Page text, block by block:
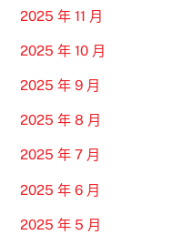
2025 年 11 月
2025 年 10 月
2025 年 9 月
2025 年 8 月
2025 年 7 月
2025 年 6 月
2025 年 5 月